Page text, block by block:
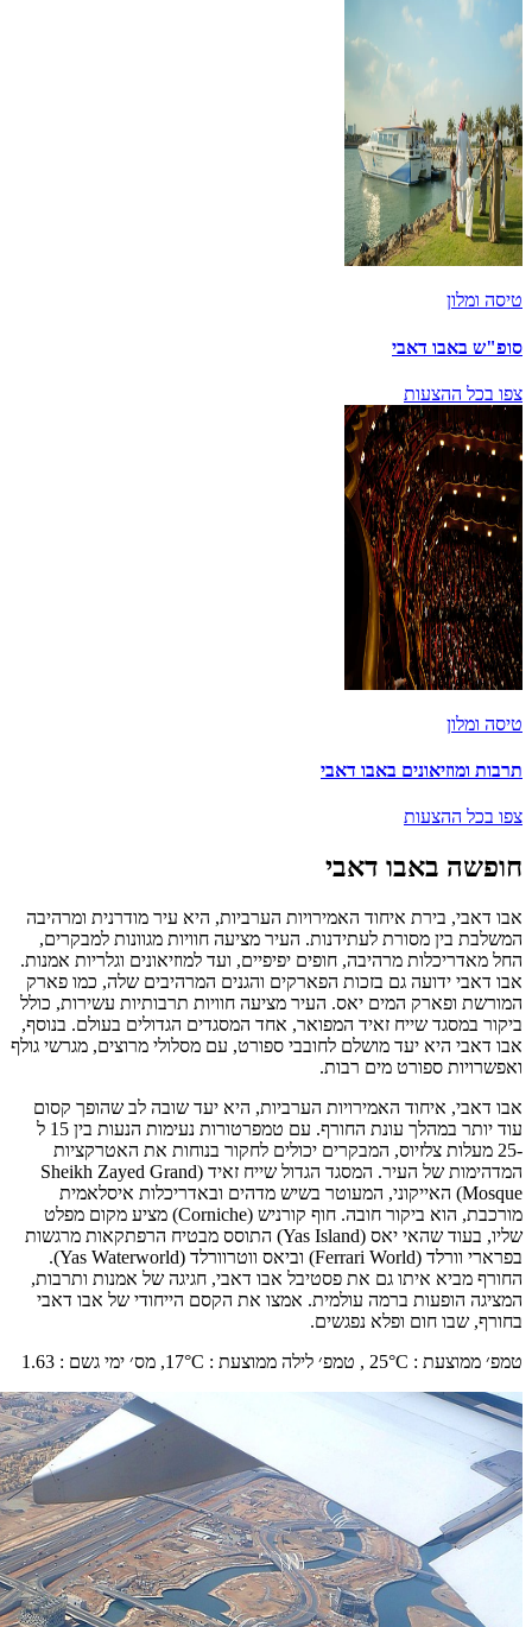
טיסה ומלון
סופ"ש באבו דאבי
צפו בכל ההצעות
טיסה ומלון
תרבות ומוזיאונים באבו דאבי
צפו בכל ההצעות
חופשה באבו דאבי
אבו דאבי, בירת איחוד האמירויות הערביות, היא עיר מודרנית ומרהיבה
המשלבת בין מסורת לעתידנות. העיר מציעה חוויות מגוונות למבקרים,
החל מאדריכלות מרהיבה, חופים יפיפיים, ועד למוזיאונים וגלריות אמנות.
אבו דאבי ידועה גם בזכות הפארקים והגנים המרהיבים שלה, כמו פארק
המורשת ופארק המים יאס. העיר מציעה חוויות תרבותיות עשירות, כולל
ביקור במסגד שייח זאיד המפואר, אחד המסגדים הגדולים בעולם. בנוסף,
אבו דאבי היא יעד מושלם לחובבי ספורט, עם מסלולי מרוצים, מגרשי גולף
ואפשרויות ספורט מים רבות.
אבו דאבי, איחוד האמירויות הערביות, היא יעד שובה לב שהופך קסום
עוד יותר במהלך עונת החורף. עם טמפרטורות נעימות הנעות בין 15 ל
-25 מעלות צלזיוס, המבקרים יכולים לחקור בנוחות את האטרקציות
המדהימות של העיר. המסגד הגדול שייח זאיד (Sheikh Zayed Grand
Mosque) האייקוני, המעוטר בשיש מדהים ובאדריכלות איסלאמית
מורכבת, הוא ביקור חובה. חוף קורניש (Corniche) מציע מקום מפלט
שליו, בעוד שהאי יאס (Yas Island) התוסס מבטיח הרפתקאות מרגשות
בפרארי וורלד (Ferrari World) וביאס ווטרוורלד (Yas Waterworld).
החורף מביא איתו גם את פסטיבל אבו דאבי, חגיגה של אמנות ותרבות,
המציגה הופעות ברמה עולמית. אמצו את הקסם הייחודי של אבו דאבי
בחורף, שבו חום ופלא נפגשים.
טמפ׳ ממוצעת :
25°C , טמפ׳ לילה ממוצעת :
17°C, מס׳ ימי גשם :
1.63